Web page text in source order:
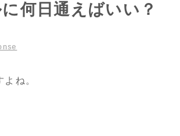
何日通えばいい？
ね。